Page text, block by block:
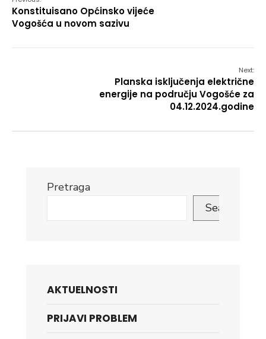
Konstituisano Općinsko vijeće
Vogošća u novom sazivu
Next:
Planska isključenja električne
energije na području Vogošće za
04.12.2024.godine
Pretraga
Search
AKTUELNOSTI
PRIJAVI PROBLEM